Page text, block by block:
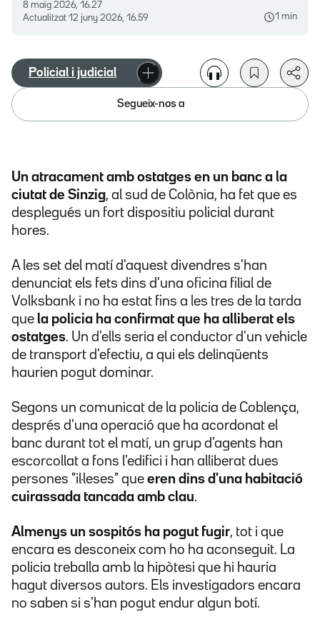
8 maig 2026, 16.27
Actualitzat 12 juny 2026, 16.59 1 min
Policial i judicial
Segueix-nos a
Un atracament amb ostatges en un banc a la
ciutat de Sinzig, al sud de Colònia, ha fet que es
desplegués un fort dispositiu policial durant
hores.
A les set del matí d'aquest divendres s'han
denunciat els fets dins d'una oficina filial de
Volksbank i no ha estat fins a les tres de la tarda
que la policia ha confirmat que ha alliberat els
ostatges. Un d'ells seria el conductor d'un vehicle
de transport d'efectiu, a qui els delinqüents
haurien pogut dominar.
Segons un comunicat de la policia de Coblença,
després d'una operació que ha acordonat el
banc durant tot el matí, un grup d'agents han
escorcollat a fons l'edifici i han alliberat dues
persones "il·leses" que eren dins d'una habitació
cuirassada tancada amb clau.
Almenys un sospitós ha pogut fugir, tot i que
encara es desconeix com ho ha aconseguit. La
policia treballa amb la hipòtesi que hi hauria
hagut diversos autors. Els investigadors encara
no saben si s'han pogut endur algun botí.